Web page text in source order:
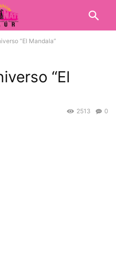
“El Mandala”
“El
0
2513